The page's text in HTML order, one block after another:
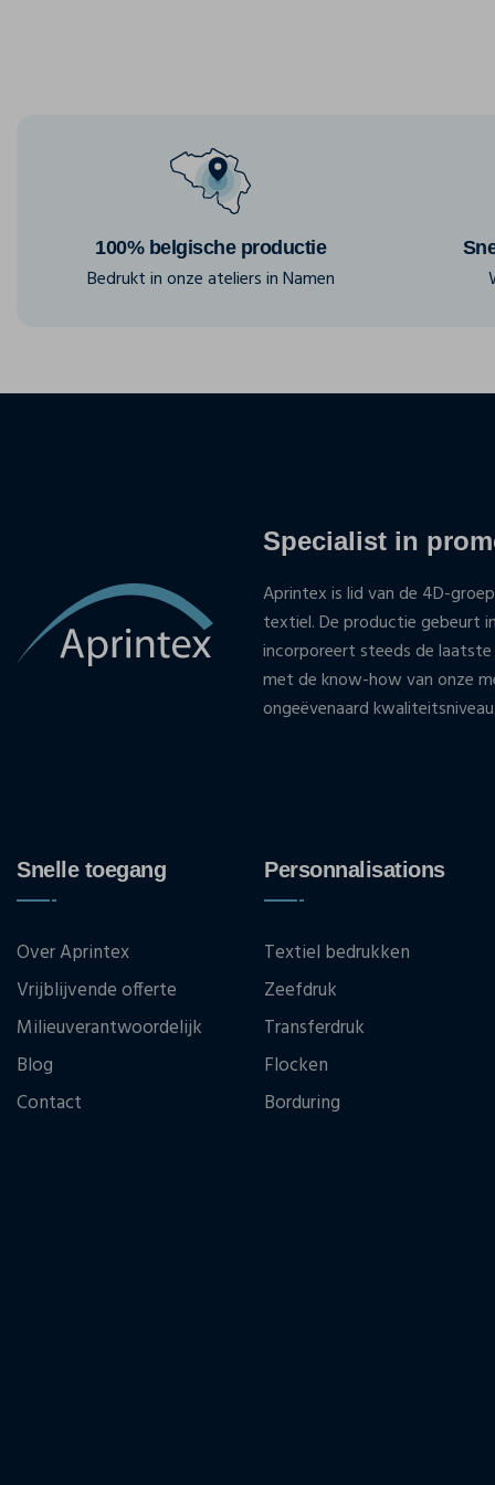
100% belgische productie
Bedrukt in onze ateliers in Namen
Specialist in
Aprintex is lid van de 4D-
textiel. De productie gebeurt
incorporeert steeds de
met de know-how van onze
ongeëvenaard kwaliteitsniveau.
Snelle toegang
Over Aprintex
Vrijblijvende offerte
Milieuverantwoordelijk
Blog
Contact
Personnalisations
Textiel bedrukken
Zeefdruk
Transferdruk
Flocken
Borduring